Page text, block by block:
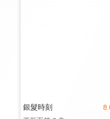
銀髮時刻